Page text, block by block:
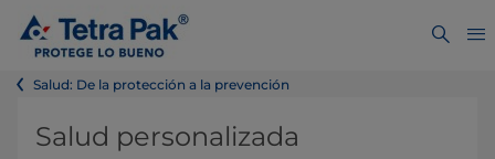
Salud: De la protección a la prevención
Salud personalizada